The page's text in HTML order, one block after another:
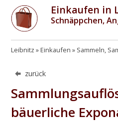
Einkaufen in
Schnäppchen,
Leibnitz Einkaufen Sammeln,
zurück
bäuerliche